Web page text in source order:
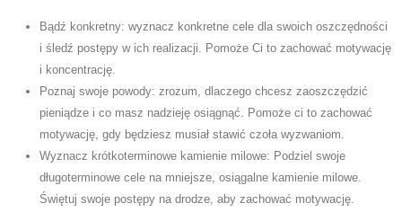
Bądź konkretny: wyznacz konkretne cele dla swoich oszczędności
i śledź postępy w ich realizacji. Pomoże Ci to zachować motywację
i koncentrację.
Poznaj swoje powody: zrozum, dlaczego chcesz zaoszczędzić
pieniądze i co masz nadzieję osiągnąć. Pomoże ci to zachować
motywację, gdy będziesz musiał stawić czoła wyzwaniom.
Wyznacz krótkoterminowe kamienie milowe: Podziel swoje
długoterminowe cele na mniejsze, osiągalne kamienie milowe.
Świętuj swoje postępy na drodze, aby zachować motywację.